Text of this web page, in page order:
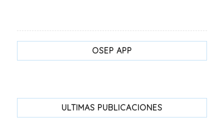
OSEP APP
ULTIMAS PUBLICACIONES